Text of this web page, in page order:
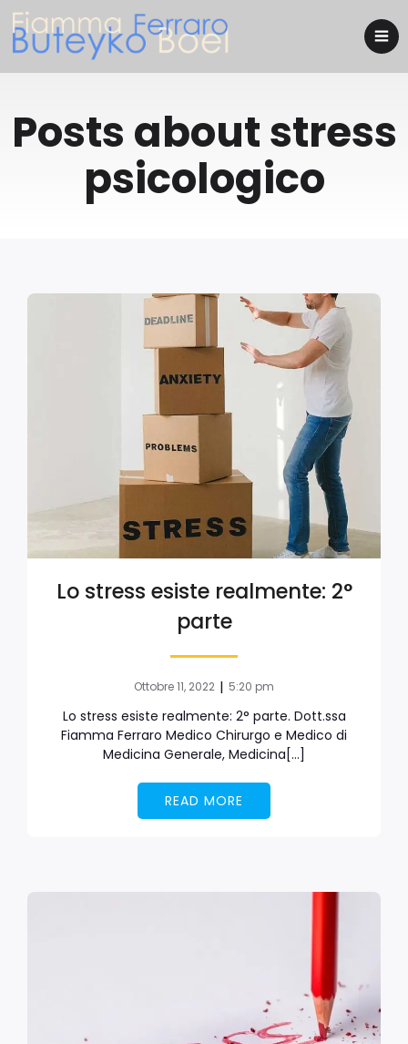
Posts about stress
psicologico
Lo stress esiste realmente: 2°
parte
Ottobre 11, 2022 | 5:20 pm
Lo stress esiste realmente: 2° parte. Dott.ssa
Fiamma Ferraro Medico Chirurgo e Medico di
Medicina Generale, Medicina[…]
READ MORE